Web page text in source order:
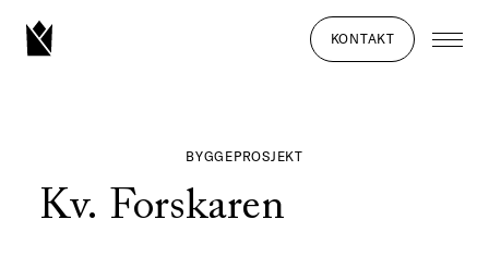
KONTAKT
BYGGEPROSJEKT
Kv. Forskaren